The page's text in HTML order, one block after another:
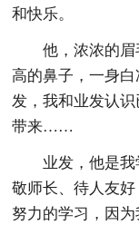
和快乐。
他，浓浓的
高的鼻子，一身
发，我和业发认
带来……
业发，他是
敬师长、待人友
努力的学习，因